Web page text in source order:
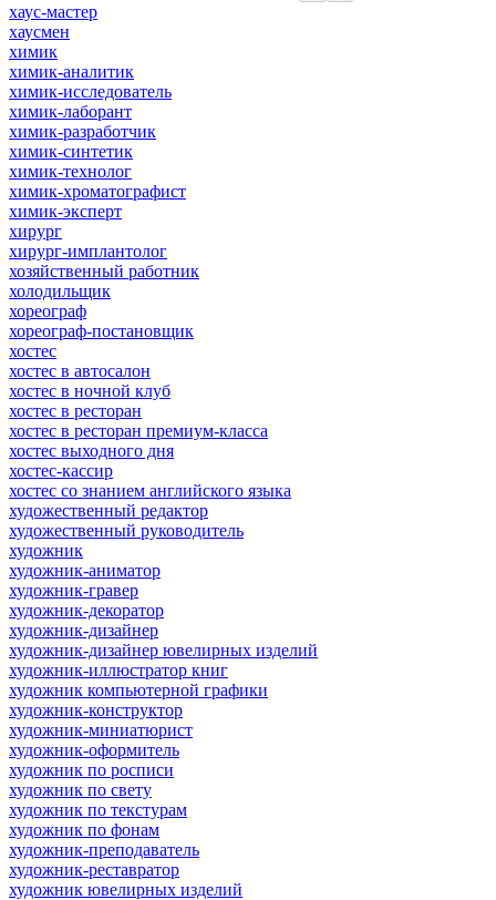
хаус-мастер
хаусмен
химик
химик-аналитик
химик-исследователь
химик-лаборант
химик-разработчик
химик-синтетик
химик-технолог
химик-хроматографист
химик-эксперт
хирург
хирург-имплантолог
хозяйственный работник
холодильщик
хореограф
хореограф-постановщик
хостес
хостес в автосалон
хостес в ночной клуб
хостес в ресторан
хостес в ресторан премиум-класса
хостес выходного дня
хостес-кассир
хостес со знанием английского языка
художественный редактор
художественный руководитель
художник
художник-аниматор
художник-гравер
художник-декоратор
художник-дизайнер
художник-дизайнер ювелирных изделий
художник-иллюстратор книг
художник компьютерной графики
художник-конструктор
художник-миниатюрист
художник-оформитель
художник по росписи
художник по свету
художник по текстурам
художник по фонам
художник-преподаватель
художник-реставратор
художник ювелирных изделий